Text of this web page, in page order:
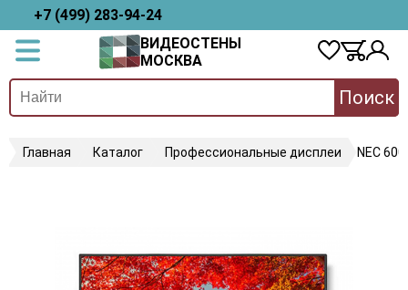
+7 (499) 283-94-24
ВИДЕОСТЕНЫ
МОСКВА
Поиск
Главная Каталог Профессиональные дисплеи NEC